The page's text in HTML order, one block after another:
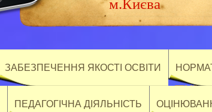
м.Києва
ЗАБЕЗПЕЧЕННЯ ЯКОСТІ ОСВІТИ
ПЕДАГОГІЧНА ДІЯЛЬНІСТЬ